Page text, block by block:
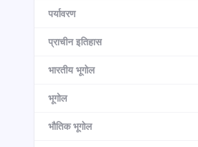
पर्यावरण
प्राचीन इतिहास
भारतीय भूगोल
भूगोल
भौतिक भूगोल